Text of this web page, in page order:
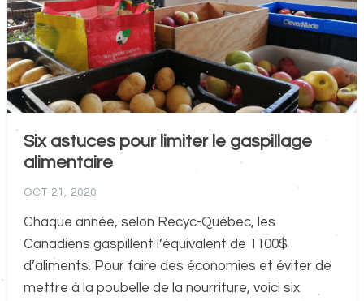
Six astuces pour limiter le gaspillage
alimentaire
OCT 21, 2020
Chaque année, selon Recyc-Québec, les
Canadiens gaspillent l’équivalent de 1100$
d’aliments. Pour faire des économies et éviter de
mettre à la poubelle de la nourriture, voici six